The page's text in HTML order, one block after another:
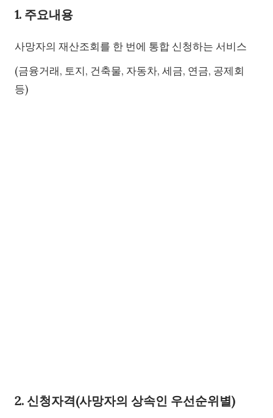
1. 주요내용
사망자의 재산조회를 한 번에 통합 신청하는 서비스
(금융거래, 토지, 건축물, 자동차, 세금, 연금, 공제회
등)
2. 신청자격(사망자의 상속인 우선순위별)